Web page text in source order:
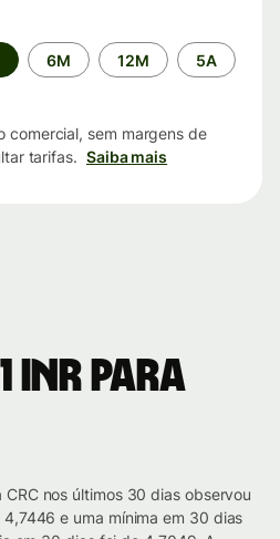
6M 12M 5A
comercial, sem margens de
tarifas. Saiba mais
INR para
nos últimos 30 dias observou
e uma mínima em 30 dias